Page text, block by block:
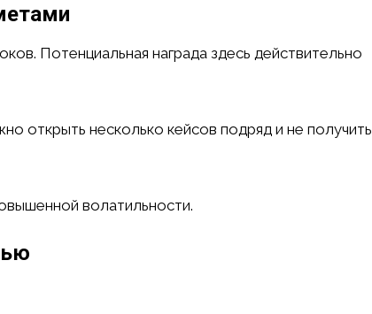
Потенциальная награда здесь действительно
открыть несколько кейсов подряд и не получить
волатильности.